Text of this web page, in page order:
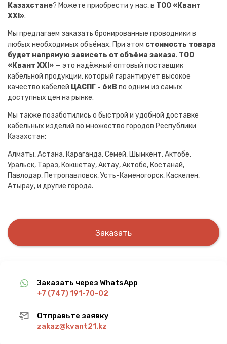
Казахстане? Можете приобрести у нас, в ТОО «Квант
XXI».
Мы предлагаем заказать бронированные проводники в
любых необходимых объёмах. При этом стоимость товара
будет напрямую зависеть от объёма заказа. ТОО
«Квант XXI» — это надёжный оптовый поставщик
кабельной продукции, который гарантирует высокое
качество кабелей ЦАСПГ - 6кВ по одним из самых
доступных цен на рынке.
Мы также позаботились о быстрой и удобной доставке
кабельных изделий во множество городов Республики
Казахстан:
Алматы, Астана, Караганда, Семей, Шымкент, Актобе,
Уральск, Тараз, Кокшетау, Актау, Актобе, Костанай,
Павлодар, Петропавловск, Усть-Каменогорск, Каскелен,
Атырау, и другие города.
Заказать
Заказать через WhatsApp
+7 (747) 191-70-02
Отправьте заявку
zakaz@kvant21.kz